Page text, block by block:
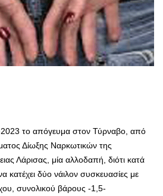
το απόγευμα στον Τύρναβο, από
Δίωξης Ναρκωτικών της
Λάρισας, μία αλλοδαπή, διότι κατά
κατέχει δύο νάιλον συσκευασίες με
συνολικού βάρους -1,5-